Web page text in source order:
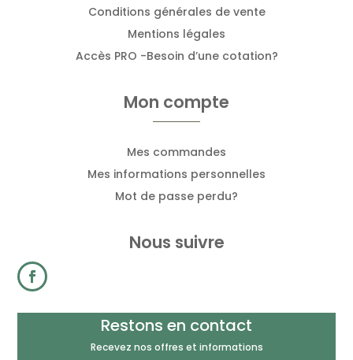
Conditions générales de vente
Mentions légales
Accès PRO -Besoin d’une cotation?
Mon compte
Mes commandes
Mes informations personnelles
Mot de passe perdu?
Nous suivre
Restons en contact
Recevez nos offres et informations